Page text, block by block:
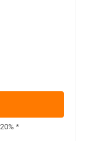
20% *